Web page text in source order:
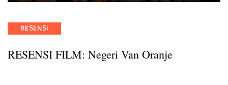
Categories
RESENSI
RESENSI FILM: Negeri Van Oranje